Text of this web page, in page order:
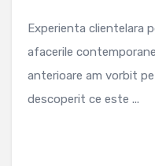
Experienta clientelara
afacerile
anterioare am vorbit
descoperit ce este ...